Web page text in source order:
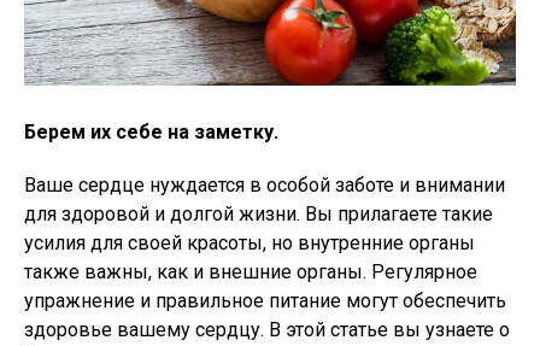
Берем их себе на заметку.
Ваше сердце нуждается в особой заботе и внимании
для здоровой и долгой жизни. Вы прилагаете такие
усилия для своей красоты, но внутренние органы
также важны, как и внешние органы. Регулярное
упражнение и правильное питание могут обеспечить
здоровье вашему сердцу. В этой статье вы узнаете о